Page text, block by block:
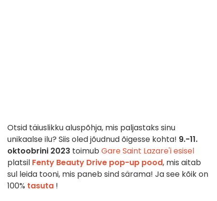
Otsid täiuslikku aluspõhja, mis paljastaks sinu
unikaalse ilu? Siis oled jõudnud õigesse kohta! 9.-11.
oktoobrini 2023 toimub Gare Saint Lazare'i esisel
platsil Fenty Beauty Drive pop-up pood, mis aitab
sul leida tooni, mis paneb sind särama! Ja see kõik on
100% tasuta !